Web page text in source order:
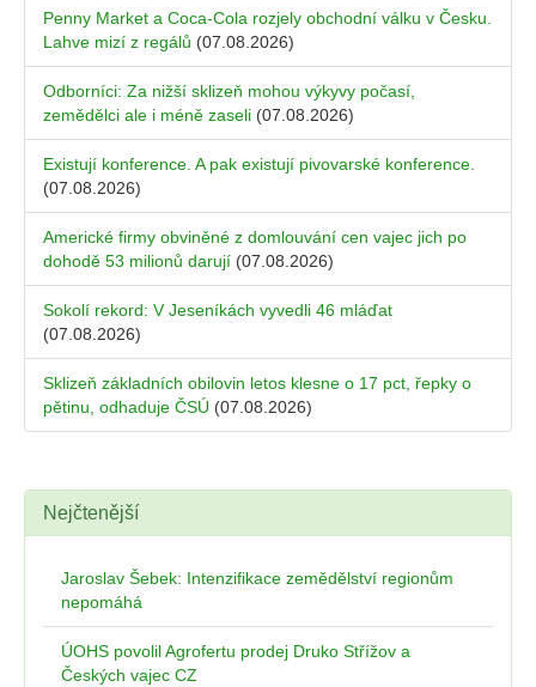
Penny Market a Coca-Cola rozjely obchodní válku v Česku.
Lahve mizí z regálů (07.08.2026)
Odborníci: Za nižší sklizeň mohou výkyvy počasí,
zemědělci ale i méně zaseli (07.08.2026)
Existují konference. A pak existují pivovarské konference.
(07.08.2026)
Americké firmy obviněné z domlouvání cen vajec jich po
dohodě 53 milionů darují (07.08.2026)
Sokolí rekord: V Jeseníkách vyvedli 46 mláďat
(07.08.2026)
Sklizeň základních obilovin letos klesne o 17 pct, řepky o
pětinu, odhaduje ČSÚ (07.08.2026)
Nejčtenější
Jaroslav Šebek: Intenzifikace zemědělství regionům
nepomáhá
ÚOHS povolil Agrofertu prodej Druko Střížov a
Českých vajec CZ